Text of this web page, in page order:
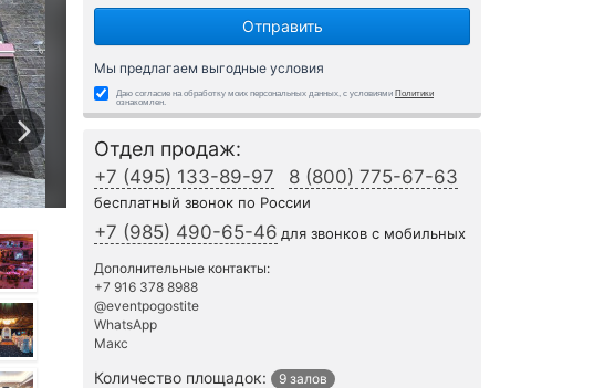
Мы предлагаем выгодные условия
Даю согласие на обработку моих персональных данных, с условиями Политики
ознакомлен.
Отдел продаж:
+7 (495) 133-89-97 8 (800) 775-67-63
бесплатный звонок по России
+7 (985) 490-65-46 для звонков с мобильных
Дополнительные контакты:
+7 916 378 8988
@eventpogostite
WhatsApp
Макс
Количество площадок: 9 залов